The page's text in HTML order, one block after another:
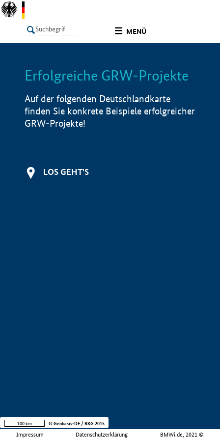
MENÜ
LISTE Info
Erfolgreiche GRW-Projekte
Auf der folgenden Deutschlandkarte
finden Sie konkrete Beispiele erfolgreicher
GRW-Projekte!
LOS GEHT'S
Impressum Datenschutzerklärung BMWi.de, 2021 ©
100 km © Geobasis-DE / BKG 2015